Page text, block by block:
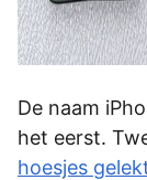
De naam
het eerst.
hoesjes